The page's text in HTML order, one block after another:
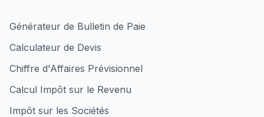
Générateur de Bulletin de Paie
Calculateur de Devis
Chiffre d'Affaires Prévisionnel
Calcul Impôt sur le Revenu
Impôt sur les Sociétés